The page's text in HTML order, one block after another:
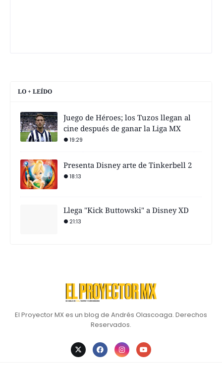
LO + LEÍDO
Juego de Héroes; los Tuzos llegan al
cine después de ganar la Liga MX
19:29
Presenta Disney arte de Tinkerbell 2
18:13
Llega "Kick Buttowski" a Disney XD
21:13
El Proyector MX es un blog de Andrés Olascoaga. Derechos
Reservados.